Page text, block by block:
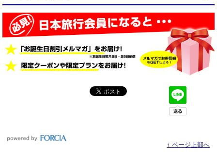
↑ ページ上部へ